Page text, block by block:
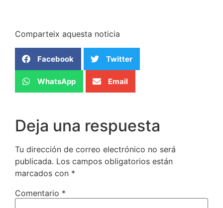
Comparteix aquesta noticia
Facebook Twitter
WhatsApp Email
Deja una respuesta
Tu dirección de correo electrónico no será
publicada. Los campos obligatorios están
marcados con *
Comentario *